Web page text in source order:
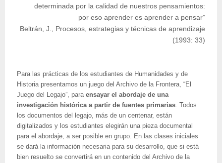
determinada por la calidad de nuestros pensamientos:
por eso aprender es aprender a pensar”
Beltrán, J., Procesos, estrategias y técnicas de aprendizaje
(1993: 33)
Para las prácticas de los estudiantes de Humanidades y de
Historia presentamos un juego del Archivo de la Frontera, “El
Juego del Legajo”, para ensayar el abordaje de una
investigación histórica a partir de fuentes primarias . Todos
los documentos del legajo, más de un centenar, están
digitalizados y los estudiantes elegirán una pieza documental
para el abordaje, a ser posible en grupo. En las clases iniciales
se dará la información necesaria para su desarrollo, que si está
bien resuelto se convertirá en un contenido del Archivo de la